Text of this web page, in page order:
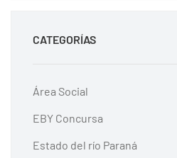
CATEGORÍAS
Área Social
EBY Concursa
Estado del río Paraná